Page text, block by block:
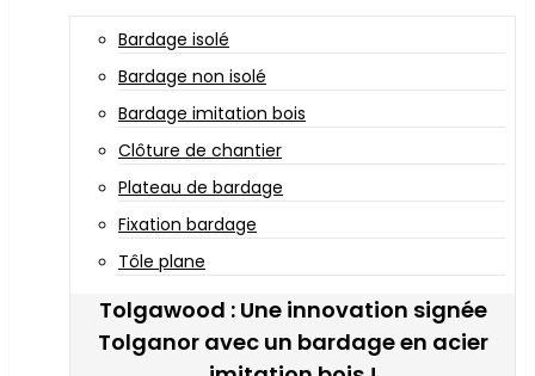
Bardage isolé
Bardage non isolé
Bardage imitation bois
Clôture de chantier
Plateau de bardage
Fixation bardage
Tôle plane
Tolgawood : Une innovation signée
Tolganor avec un bardage en acier